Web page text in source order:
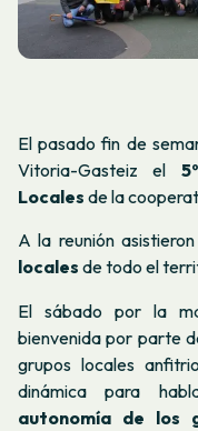
El pasado fin de
Vitoria-Gasteiz el
Locales de la
A la reunión
locales de todo el
El sábado por la
bienvenida por parte
grupos locales
dinámica para
autonomía de los